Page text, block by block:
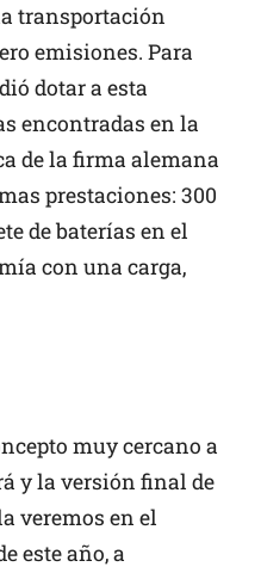
transportación
emisiones. Para
dotar a esta
encontradas en la
de la firma alemana
prestaciones: 300
de baterías en el
con una carga,
muy cercano a
y la versión final de
veremos en el
este año, a